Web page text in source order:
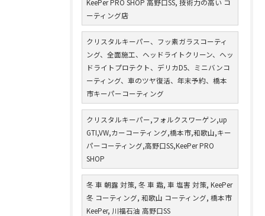
KeePer PRO SHOP 高野口SS, 技術力の高い コ
ーティング店
クリスタルキーパー、フッ素ガラスコーティ
ング、全面施工、ヘッドライトクリーン、ヘッ
ドライトプロテクト、デリカD5、ミニバンコ
ーティング、車のツヤ復活、年末予約、橋本
市キーパーコーティング
クリスタルキーパー,フォルクスワーゲン,up
GTI,VW,カーコーティング,橋本市,和歌山,キー
パーコーティング,高野口SS,KeePer PRO
SHOP
冬 車 朝露 対策, 冬 車 霜, 車 塩害 対策, KeePer
冬 コーティング, 和歌山 コーティング, 橋本市
KeePer, 川福石油 高野口SS